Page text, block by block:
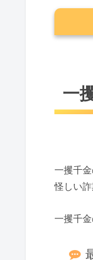
一
一
一
一
一攫千金
怪しい
一攫千